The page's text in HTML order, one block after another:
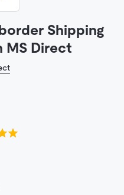
Shipping
MS Direct